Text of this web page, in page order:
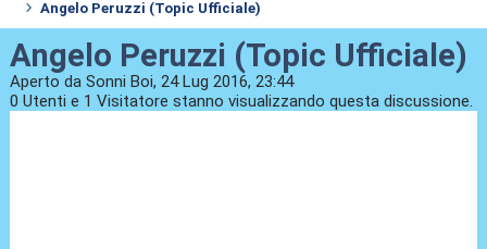
Angelo Peruzzi (Topic Ufficiale)
Angelo Peruzzi (Topic Ufficiale)
Aperto da Sonni Boi, 24 Lug 2016, 23:44
0 Utenti e 1 Visitatore stanno visualizzando questa discussione.